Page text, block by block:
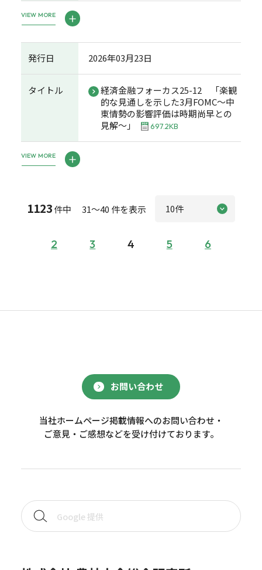
VIEW MORE
発行日 2026年03月23日
タイトル
経済金融フォーカス25-12 「楽観
的な見通しを示した3月FOMC～中
東情勢の影響評価は時期尚早との
見解～」
697.2KB
VIEW MORE
1123件中 31～40 件を表示
2 3 4 5 6
お問い合わせ
当社ホームページ掲載情報へのお問い合わせ・
ご意見・ご感想などを受け付けております。